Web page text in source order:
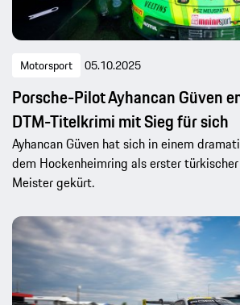
Motorsport 05.10.2025
Porsche-Pilot Ayhancan Güven
DTM-Titelkrimi mit Sieg für sich
Ayhancan Güven hat sich in einem
dem Hockenheimring als erster
Meister gekürt.